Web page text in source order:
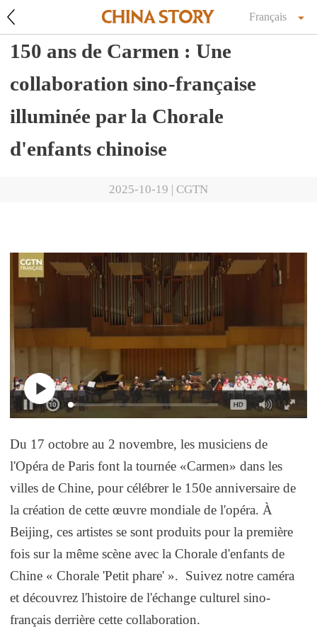
Français
150 ans de Carmen : Une
collaboration sino-française
illuminée par la Chorale
d'enfants chinoise
2025-10-19 | CGTN
Du 17 octobre au 2 novembre, les musiciens de
l'Opéra de Paris font la tournée «Carmen» dans les
villes de Chine, pour célébrer le 150e anniversaire de
la création de cette œuvre mondiale de l'opéra. À
Beijing, ces artistes se sont produits pour la première
fois sur la même scène avec la Chorale d'enfants de
Chine « Chorale 'Petit phare' ». Suivez notre caméra
et découvrez l'histoire de l'échange culturel sino-
français derrière cette collaboration.